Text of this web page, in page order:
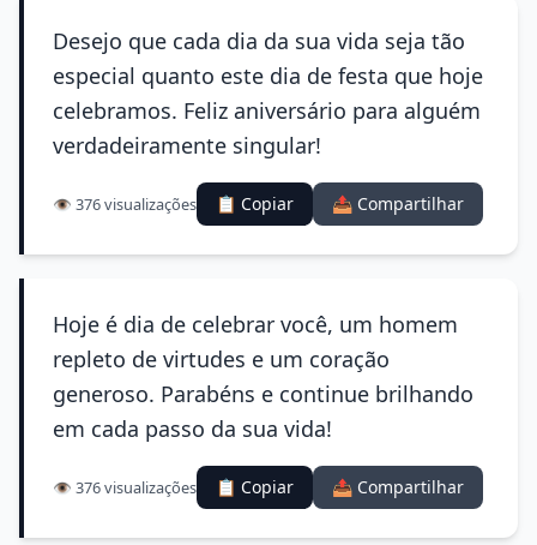
Desejo que cada dia da sua vida seja tão
especial quanto este dia de festa que hoje
celebramos. Feliz aniversário para alguém
verdadeiramente singular!
👁️ 376 visualizações 📋 Copiar 📤 Compartilhar
Hoje é dia de celebrar você, um homem
repleto de virtudes e um coração
generoso. Parabéns e continue brilhando
em cada passo da sua vida!
👁️ 376 visualizações 📋 Copiar 📤 Compartilhar